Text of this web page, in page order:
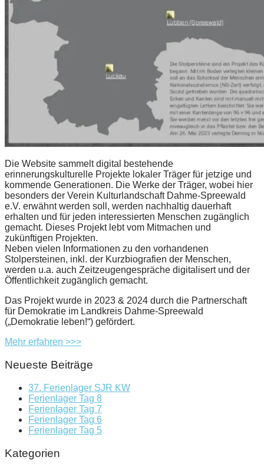
Die Website sammelt digital bestehende
erinnerungskulturelle Projekte lokaler Träger für jetzige und
kommende Generationen. Die Werke der Träger, wobei hier
besonders der Verein Kulturlandschaft Dahme-Spreewald
e.V. erwähnt werden soll, werden nachhaltig dauerhaft
erhalten und für jeden interessierten Menschen zugänglich
gemacht. Dieses Projekt lebt vom Mitmachen und
zukünftigen Projekten.
Neben vielen Informationen zu den vorhandenen
Stolpersteinen, inkl. der Kurzbiografien der Menschen,
werden u.a. auch Zeitzeugengespräche digitalisert und der
Öffentlichkeit zugänglich gemacht.
Das Projekt wurde in 2023 & 2024 durch die Partnerschaft
für Demokratie im Landkreis Dahme-Spreewald
(„Demokratie leben!“) gefördert.
Mehr erfahren >>>
Neueste Beiträge
37. Ferienlager SJR KW
Ferienlager Tag 8
Ferienlager Tag 7
Ferienlager Tag 6
Ferienlager Tag 5
Kategorien